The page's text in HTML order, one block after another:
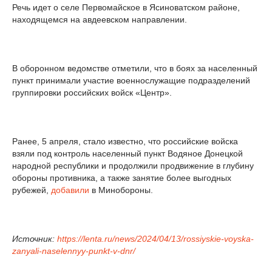
Речь идет о селе Первомайское в Ясиноватском районе,
находящемся на авдеевском направлении.
В оборонном ведомстве отметили, что в боях за населенный
пункт принимали участие военнослужащие подразделений
группировки российских войск «Центр».
Ранее, 5 апреля, стало известно, что российские войска
взяли под контроль населенный пункт Водяное Донецкой
народной республики и продолжили продвижение в глубину
обороны противника, а также занятие более выгодных
рубежей, добавили в Минобороны.
Источник: https://lenta.ru/news/2024/04/13/rossiyskie-voyska-
zanyali-naselennyy-punkt-v-dnr/